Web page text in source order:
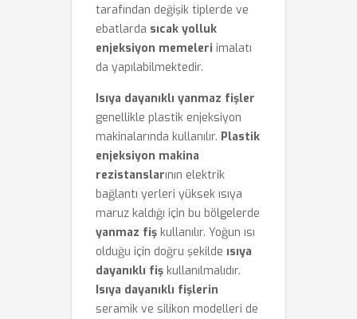
tarafından değişik tiplerde ve
ebatlarda sıcak yolluk
enjeksiyon memeleri imalatı
da yapılabilmektedir.
Isıya dayanıklı yanmaz fişler
genellikle plastik enjeksiyon
makinalarında kullanılır. Plastik
enjeksiyon makina
rezistanslarının elektrik
bağlantı yerleri yüksek ısıya
maruz kaldığı için bu bölgelerde
yanmaz fiş kullanılır. Yoğun ısı
olduğu için doğru şekilde ısıya
dayanıklı fiş kullanılmalıdır.
Isıya dayanıklı fişlerin
seramik ve silikon modelleri de